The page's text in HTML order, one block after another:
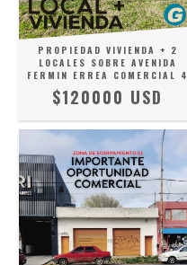
PROPIEDAD VIVIENDA + 2
LOCALES SOBRE AVENIDA
FERMIN ERREA COMERCIAL 4
$120000 USD